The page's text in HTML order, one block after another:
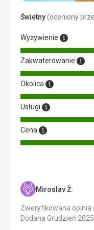
Ta recenzja została
Świetny(oceniony
Wyżywienie
Zakwaterowanie
Okolica
Usługi
Cena
Miroslav Ž.
Zweryfikowana opinia
Dodana Grudzień 2025